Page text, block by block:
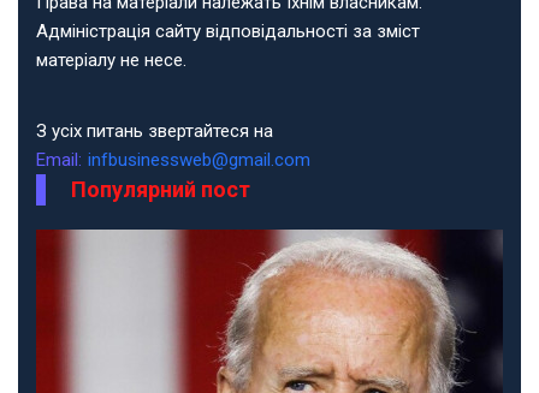
Адміністрація сайту відповідальності за зміст
матеріалу не несе.
З усіх питань звертайтеся на
Email: infbusinessweb@gmail.com
Популярний пост